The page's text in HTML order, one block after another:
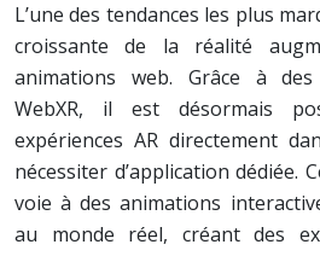
L’une des tendances les plus
croissante de la réalité
animations web. Grâce à des
WebXR, il est désormais
expériences AR directement
nécessiter d’application dédiée.
voie à des animations
au monde réel, créant des